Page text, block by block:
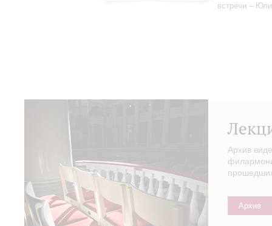
встречи –
Архив
Архив